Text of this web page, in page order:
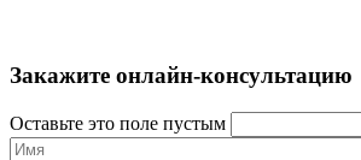
Закажите онлайн-консультацию
Оставьте это поле пустым